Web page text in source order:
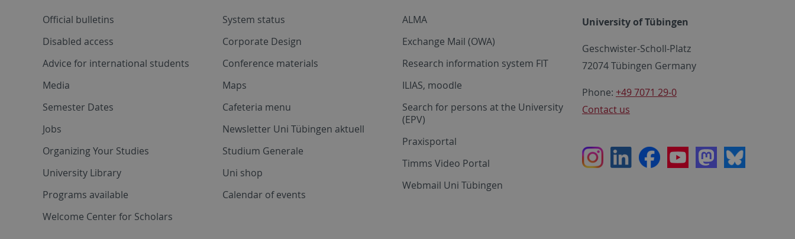
Official bulletins
Disabled access
Advice for international students
Media
Semester Dates
Jobs
Organizing Your Studies
University Library
Programs available
Welcome Center for Scholars
System status
Corporate Design
Conference materials
Maps
Cafeteria menu
Newsletter Uni Tübingen aktuell
Studium Generale
Uni shop
Calendar of events
ALMA
Exchange Mail (OWA)
Research information system FIT
ILIAS, moodle
Search for persons at the University
(EPV)
Praxisportal
Timms Video Portal
Webmail Uni Tübingen
University of Tübingen
Geschwister-Scholl-Platz
72074 Tübingen Germany
Phone: +49 7071 29-0
Contact us
InstagramLinkedInFacebookYoutubeMastodon
Bluesky